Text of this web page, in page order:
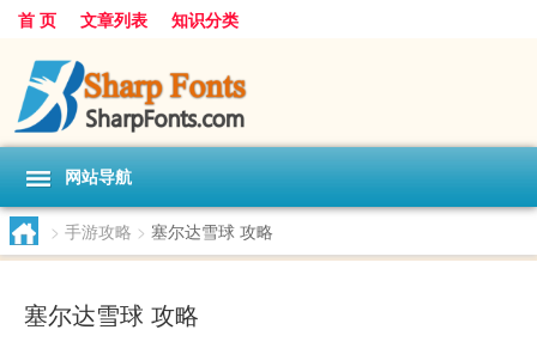
首 页 文章列表 知识分类
网站导航
> 手游攻略 > 塞尔达雪球 攻略
塞尔达雪球 攻略